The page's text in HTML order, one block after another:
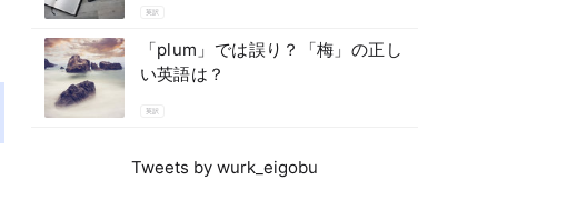
英訳
「plum」では誤り？「梅」の正し
い英語は？
英訳
Tweets by wurk_eigobu